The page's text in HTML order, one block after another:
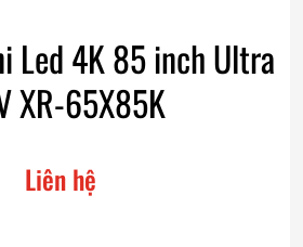
Led 4K 85 inch Ultra
XR-65X85K
Liên hệ